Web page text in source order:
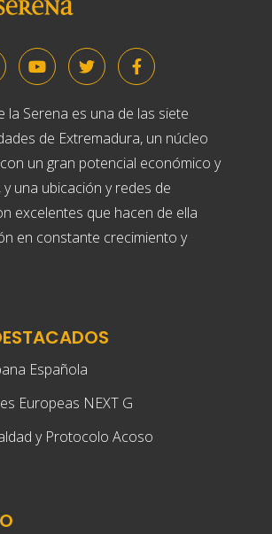
la Serena es una de las siete
de Extremadura, un núcleo
un gran potencial económico y
y una ubicación y redes de
excelentes que hacen de ella
en constante crecimiento y
Española
Europeas NEXT G
y Protocolo Acoso